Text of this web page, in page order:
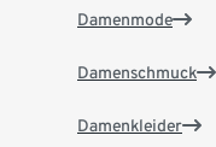
Damenmode
Damenschmuck
Damenkleider